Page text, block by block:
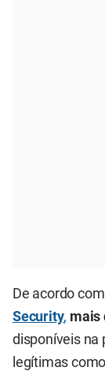
De acordo
Security, mais
disponíveis na
legítimas como